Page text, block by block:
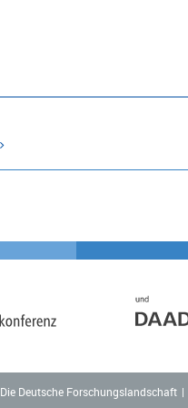
Die Deutsche Forschungslandschaft